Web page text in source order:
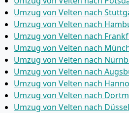
Umzug von Velten nach
Umzug von Velten nach
Umzug von Velten nach
Umzug von Velten nach
Umzug von Velten nach
Umzug von Velten nach
Umzug von Velten nach
Umzug von Velten nach
Umzug von Velten nach